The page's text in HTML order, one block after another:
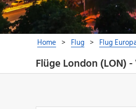
Flüge London (LON)